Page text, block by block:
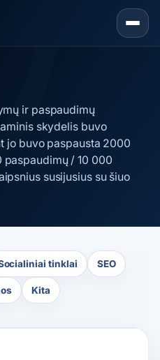
ir paspaudimų
skydelis buvo
jo buvo paspausta 2000
/ 10 000
susijusius su šiuo
tinklai SEO
Kita